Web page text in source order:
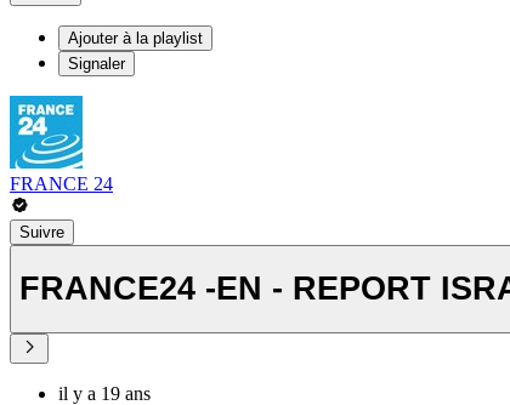
Ajouter à la playlist
Signaler
FRANCE 24
Suivre
FRANCE24 -EN - REPORT
il y a 19 ans